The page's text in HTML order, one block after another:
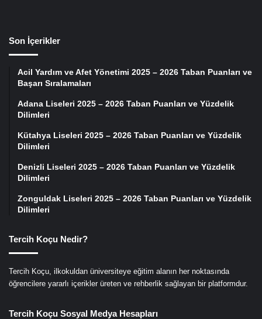
Son İçerikler
Acil Yardım ve Afet Yönetimi 2025 – 2026 Taban Puanları ve
Başarı Sıralamaları
Adana Liseleri 2025 – 2026 Taban Puanları ve Yüzdelik
Dilimleri
Kütahya Liseleri 2025 – 2026 Taban Puanları ve Yüzdelik
Dilimleri
Denizli Liseleri 2025 – 2026 Taban Puanları ve Yüzdelik
Dilimleri
Zonguldak Liseleri 2025 – 2026 Taban Puanları ve Yüzdelik
Dilimleri
Tercih Koçu Nedir?
Tercih Koçu, ilkokuldan üniversiteye eğitim alanın her noktasında
öğrencilere yararlı içerikler üreten ve rehberlik sağlayan bir platformdur.
Tercih Koçu Sosyal Medya Hesapları